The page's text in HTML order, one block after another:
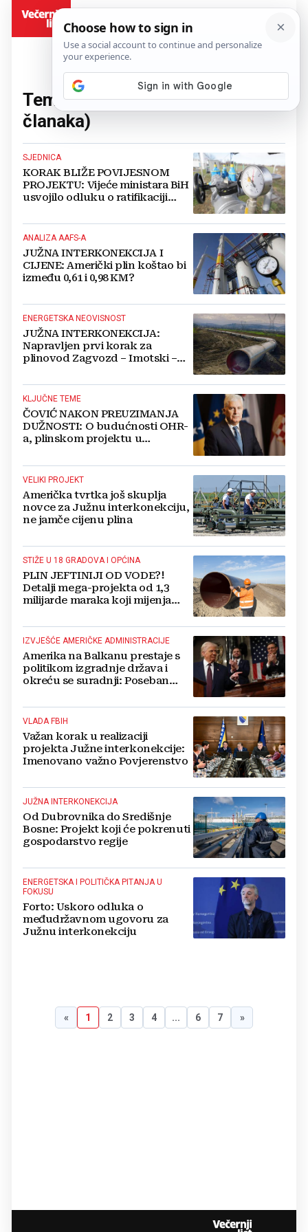
Tema:Južna interkonekcija(64
članaka)
SJEDNICA
KORAK BLIŽE POVIJESNOM
PROJEKTU: Vijeće ministara BiH
usvojilo odluku o ratifikaciji
ANALIZA AAFS-A
JUŽNA INTERKONEKCIJA I
CIJENE: Američki plin koštao bi
između 0,61 i 0,98 KM?
ENERGETSKA NEOVISNOST
JUŽNA INTERKONEKCIJA:
Napravljen prvi korak za
plinovod Zagvozd – Imotski –
KLJUČNE TEME
ČOVIĆ NAKON PREUZIMANJA
DUŽNOSTI: O budućnosti OHR-
a, plinskom projektu u
državne imovine
VELIKI PROJEKT
Američka tvrtka još skuplja
novce za Južnu interkonekciju,
ne jamče cijenu plina
STIŽE U 18 GRADOVA I OPĆINA
PLIN JEFTINIJI OD VODE?!
Detalji mega-projekta od 1,3
milijarde maraka koji mijenja
IZVJEŠĆE AMERIČKE ADMINISTRACIJE
Amerika na Balkanu prestaje s
politikom izgradnje država i
okreću se suradnji: Poseban
interkonekciji
VLADA FBIH
Važan korak u realizaciji
projekta Južne interkonekcije:
Imenovano važno Povjerenstvo
JUŽNA INTERKONEKCIJA
Od Dubrovnika do Središnje
Bosne: Projekt koji će pokrenuti
gospodarstvo regije
ENERGETSKA I POLITIČKA PITANJA U
FOKUSU
Forto: Uskoro odluka o
međudržavnom ugovoru za
Južnu interkonekciju
« 1 2 3 4 ... 6 7 »